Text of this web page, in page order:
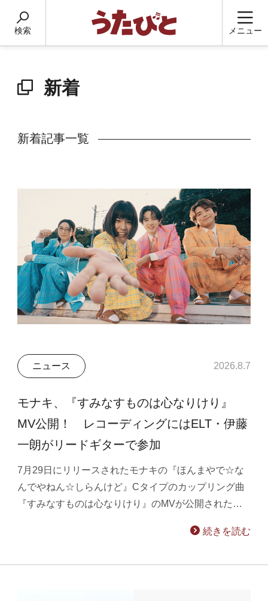
検索 メニュー
新着
新着記事一覧
ニュース 2026.8.7
モナキ、『すみなすものは心なりけり』
MV公開！ レコーディングにはELT・伊藤
一朗がリードギターで参加
7月29日にリリースされたモナキの『ほんまやで☆な
んでやねん☆しらんけど』Cタイプのカップリング曲
『すみなすものは心なりけり』のMVが公開された…
続きを読む